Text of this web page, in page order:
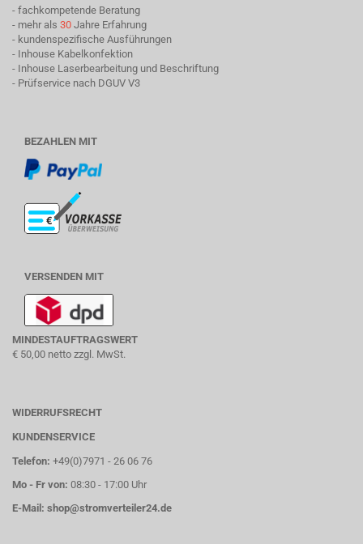
- fachkompetende Beratung
- mehr als 30 Jahre Erfahrung
- kundenspezifische Ausführungen
- Inhouse Kabelkonfektion
- Inhouse Laserbearbeitung und Beschriftung
- Prüfservice nach DGUV V3
BEZAHLEN MIT
VERSENDEN MIT
MINDESTAUFTRAGSWERT
€ 50,00 netto zzgl. MwSt.
WIDERRUFSRECHT
KUNDENSERVICE
Telefon: +49(0)7971 - 26 06 76
Mo - Fr von: 08:30 - 17:00 Uhr
E-Mail: shop@stromverteiler24.de